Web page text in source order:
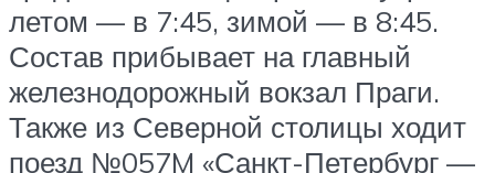
летом — в 7:45, зимой — в 8:45.
Состав прибывает на главный
железнодорожный вокзал Праги.
Также из Северной столицы ходит
поезд №057M «Санкт-Петербург —